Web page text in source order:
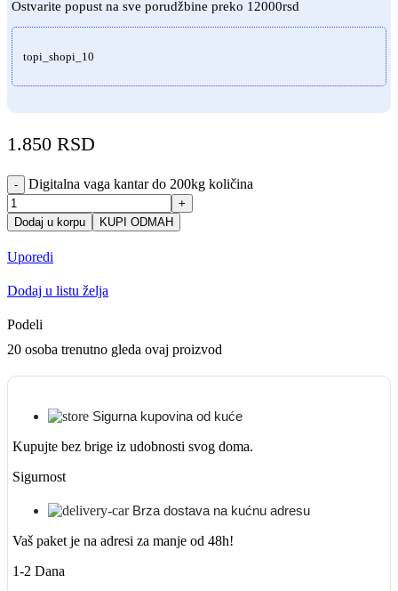
Ostvarite popust na sve porudžbine preko 12000rsd
topi_shopi_10
1.850 RSD
- Digitalna vaga kantar do 200kg količina
+
Dodaj u korpu
KUPI ODMAH
Uporedi
Dodaj u listu želja
Podeli
20 osoba trenutno gleda ovaj proizvod
Sigurna kupovina od kuće
Kupujte bez brige iz udobnosti svog doma.
Sigurnost
Brza dostava na kućnu adresu
Vaš paket je na adresi za manje od 48h!
1-2 Dana